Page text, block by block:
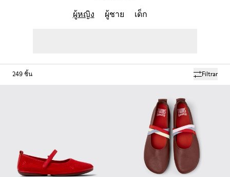
ผู้หญิง ผู้ชาย เด็ก
Filtrar
249ชิ้น